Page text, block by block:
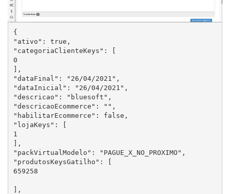
{
"ativo": true,
"categoriaClienteKeys": [
0
],
"dataFinal": "26/04/2021",
"dataInicial": "26/04/2021",
"descricao": "bluesoft",
"descricaoEcommerce": "",
"habilitarEcommerce": false,
"lojaKeys": [
1
],
"packVirtualModelo": "PAGUE_X_NO_PROXIMO",
"produtosKeysGatilho": [
659258
],